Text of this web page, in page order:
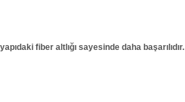
fiber altlığı sayesinde daha başarılıdır.